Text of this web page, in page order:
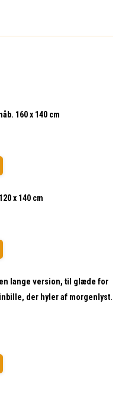
160 x 140 cm
x 140 cm
lange version, til glæde for
der hyler af morgenlyst.